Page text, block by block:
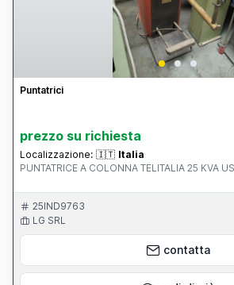
Puntatrici
prezzo su richiesta
Localizzazione: 🇮🇹 Italia
PUNTATRICE A COLONNA TELITALIA 25 KVA
25IND9763
LG SRL
contatta